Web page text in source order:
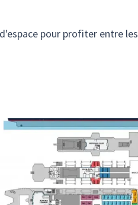
pour profiter entre les